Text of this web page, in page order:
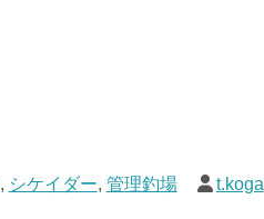
, シケイダー, 管理釣場 t.koga